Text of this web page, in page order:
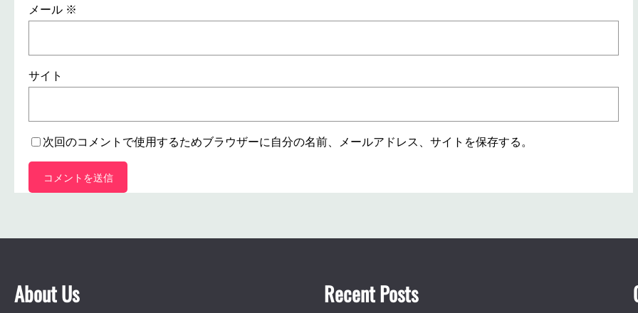
メール ※
サイト
次回のコメントで使用するためブラウザーに自分の名前、メールアドレス、サイトを保存する。
About Us Recent Posts